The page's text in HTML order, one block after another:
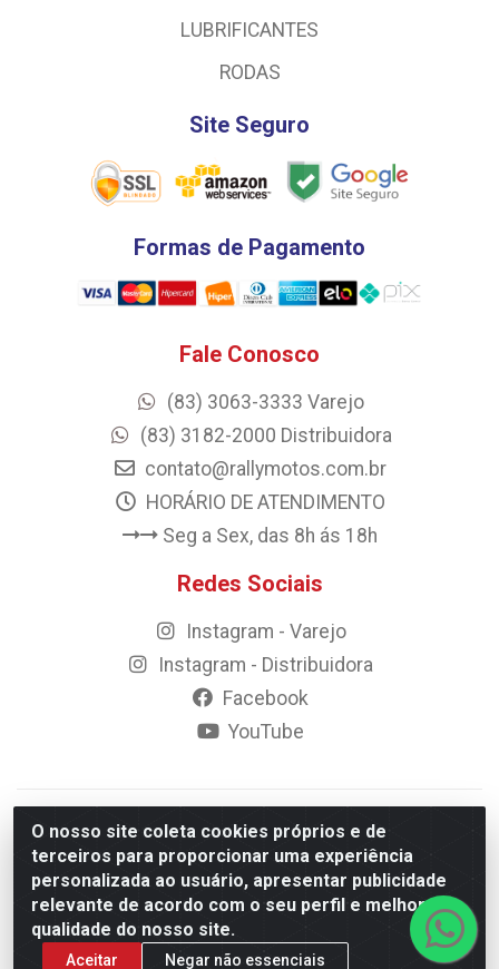
O nosso site coleta cookies próprios e de
terceiros para proporcionar uma experiência
personalizada ao usuário, apresentar publicidade
relevante de acordo com o seu perfil e melhorar a
qualidade do nosso site.
Aceitar Negar não essenciais
LUBRIFICANTES
RODAS
Site Seguro
Formas de Pagamento
Fale Conosco
(83) 3063-3333 Varejo
(83) 3182-2000 Distribuidora
contato@rallymotos.com.br
HORÁRIO DE ATENDIMENTO
Seg a Sex, das 8h ás 18h
Redes Sociais
Instagram - Varejo
Instagram - Distribuidora
Facebook
YouTube
© 2023 Rally Motos - todos os direitos reservados.
Razão Social: Rally motos distribuidora, importadora e
transportadora de peças LTDA - CNPJ 09.262.859/0001-43 -
Rua Vigário Calixto 2900 - Catolé, Campina Grande/PB